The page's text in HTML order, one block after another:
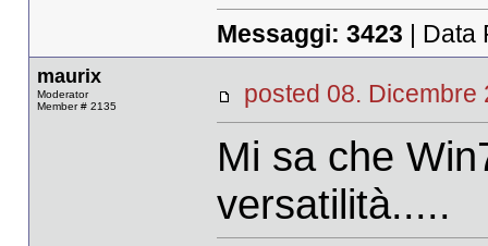
Messaggi: 3423 | Data
maurix
Moderator
Member # 2135
posted 08.
Mi sa che
versatilità.....